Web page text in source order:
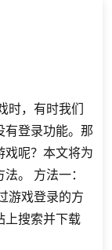
时，有时我们
有登录功能。那
戏呢？本文将为
。 方法一：
游戏登录的方
上搜索并下载